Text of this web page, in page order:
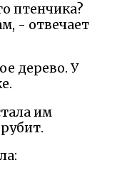
птенчика?
- отвечает
дерево. У
им